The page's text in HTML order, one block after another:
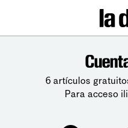
6 artículos
Para acceso